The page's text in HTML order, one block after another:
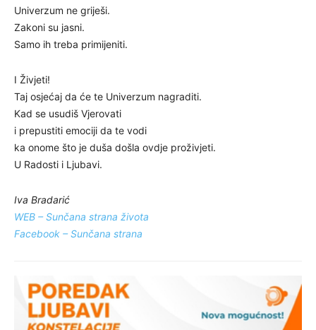
Univerzum ne griješi.
Zakoni su jasni.
Samo ih treba primijeniti.
I Živjeti!
Taj osjećaj da će te Univerzum nagraditi.
Kad se usudiš Vjerovati
i prepustiti emociji da te vodi
ka onome što je duša došla ovdje proživjeti.
U Radosti i Ljubavi.
Iva Bradarić
WEB – Sunčana strana života
Facebook – Sunčana strana